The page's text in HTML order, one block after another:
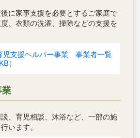
に家事支援を必要とするご家庭で
、衣類の洗濯、掃除などの支援を
児支援ヘルパー事業 事業者一覧
）
業
、育児相談、沐浴など、一部の施
います。